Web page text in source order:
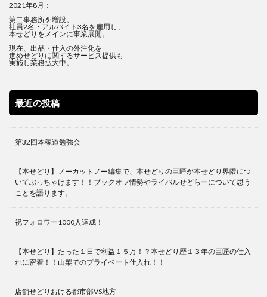
2021年8月：
第二事務所を増設。
社員2名・アルバイト3名を雇用し、
本せどりをメインに事業展開。
現在、出品・仕入の外注化を
進めせどりに関するサービス提供も
実施し業務拡大中。
最近の投稿
第32回本稼道勉強会
【本せどり】ノーカットノー編集で、本せどりの巨匠が本せどり界隈につ
いてぶっちゃけます！！ブックオフ情勢やライバルせどらーについて思う
ことを語ります。
祝フォロワー1000人達成！
【本せどり】たった１日で利益１５万！？本せどり歴１３年の巨匠の仕入
れに密着！！山梨でのプライベート仕入れ！！
店舗せどりおける都市部VS地方